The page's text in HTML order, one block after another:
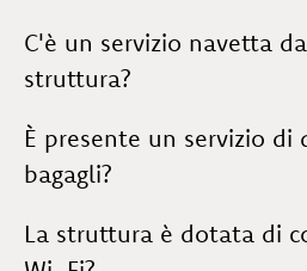
Sì, il parcheggio è interno
C'è un servizio navetta
struttura?
No,non è previsto un
È presente un servizio di
bagagli?
È possibilelasciare i bagagli
La struttura è dotata di